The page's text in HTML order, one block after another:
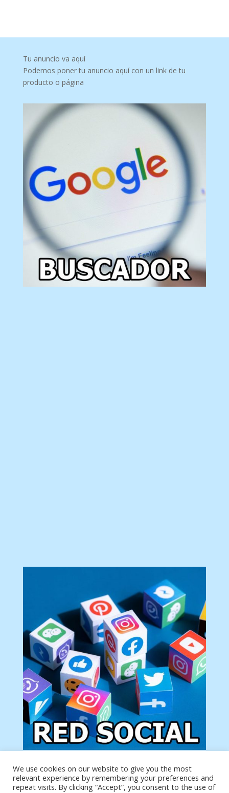
Tu anuncio va aquí
Podemos poner tu anuncio aquí con un link de tu
producto o página
Tu anuncio va aquí
Podemos poner tu anuncio aquí con un link de tu
We use cookies on our website to give you the most
relevant experience by remembering your preferences and
repeat visits. By clicking “Accept”, you consent to the use of